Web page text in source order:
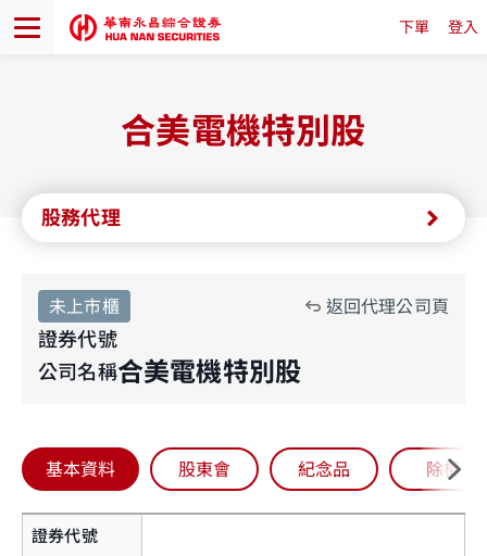
下單 登入
合美電機特別股
股務代理
未上市櫃
證券代號
公司名稱合美電機特別股
返回代理公司頁
基本資料 股東會 紀念品 除權
證券代號